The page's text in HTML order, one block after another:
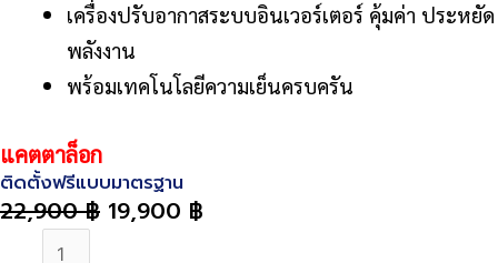
เครื่องปรับอากาสระบบอินเวอร์เตอร์ คุ้มค่า ประหยัด
พลังงาน
พร้อมเทคโนโลยีความเย็นครบครัน
แคตตาล็อก
ติดตั้งฟรีแบบมาตรฐาน
22,900฿ 19,900 ฿
จำนวน